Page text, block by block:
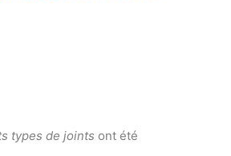
types de joints ont été